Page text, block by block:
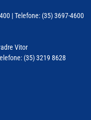
| Telefone: (35) 3697-4600
Vitor
(35) 3219 8628